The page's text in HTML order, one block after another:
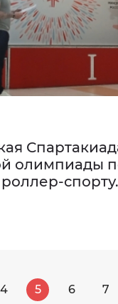
олимпиады
спорту.
4 5 6 7